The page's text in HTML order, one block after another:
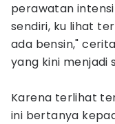
perawatan
sendiri, ku lihat
ada bensin,"
yang kini menjadi
Karena terlihat
ini bertanya